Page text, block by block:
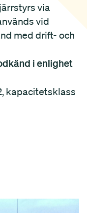
via
vid
med drift- och
i enlighet
kapacitetsklass